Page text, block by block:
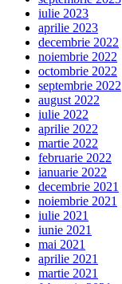
iulie 2023
aprilie 2023
decembrie 2022
noiembrie 2022
octombrie 2022
septembrie 2022
august 2022
iulie 2022
aprilie 2022
martie 2022
februarie 2022
ianuarie 2022
decembrie 2021
noiembrie 2021
iulie 2021
iunie 2021
mai 2021
aprilie 2021
martie 2021